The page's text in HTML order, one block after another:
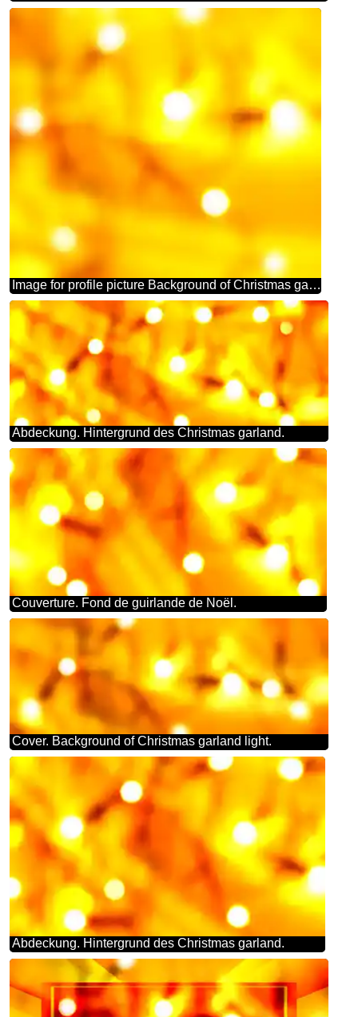
Image for profile picture Background of Christmas garland light.
Abdeckung. Hintergrund des Christmas garland.
Couverture. Fond de guirlande de Noël.
Cover. Background of Christmas garland light.
Abdeckung. Hintergrund des Christmas garland.